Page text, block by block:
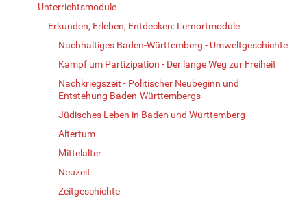
Unterrichtsmodule
Erkunden, Erleben, Entdecken: Lernortmodule
Nachhaltiges Baden-Württemberg - Umweltgeschichte
Kampf um Partizipation - Der lange Weg zur Freiheit
Nachkriegszeit - Politischer Neubeginn und
Entstehung Baden-Württembergs
Jüdisches Leben in Baden und Württemberg
Altertum
Mittelalter
Neuzeit
Zeitgeschichte